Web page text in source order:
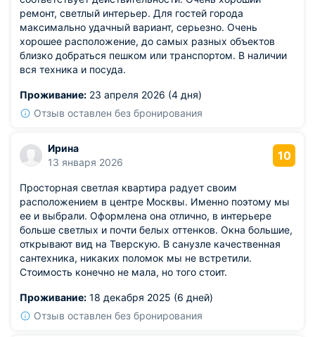
ремонт, светлый интерьер. Для гостей города
максимально удачный вариант, серьезно. Очень
хорошее расположение, до самых разных объектов
близко добраться пешком или транспортом. В наличии
вся техника и посуда.
Проживание: 23 апреля 2026 (4 дня)
Отзыв оставлен без бронирования
Ирина
13 января 2026
10
Просторная светлая квартира радует своим
расположением в центре Москвы. Именно поэтому мы
ее и выбрали. Оформлена она отлично, в интерьере
больше светлых и почти белых оттенков. Окна большие,
открывают вид на Тверскую. В санузле качественная
сантехника, никаких поломок мы не встретили.
Стоимость конечно не мала, но того стоит.
Проживание: 18 декабря 2025 (6 дней)
Отзыв оставлен без бронирования